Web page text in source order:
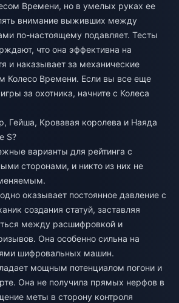
Времени, но в умелых руках ее
внимание выживших между
по-настоящему подавляет. Тесты
что она эффективна на
и наказывает за механические
Колесо Времени. Если вы все еще
за охотника, начните с Колеса
Гейша, Кровавая королева и Наяда
S?
варианты для рейтинга с
сторонами, и никто из них не
оказывает постоянное давление с
создания статуй, заставляя
между расшифровкой и
Она особенно сильна на
шифровальных машин.
мощным потенциалом погони и
Она не получила прямых нерфов в
меты в сторону контроля